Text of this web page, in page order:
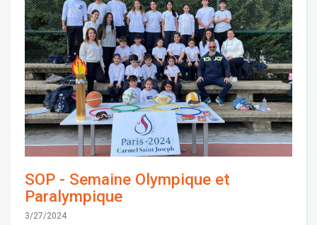
SOP - Semaine Olympique et
Paralympique
3/27/2024